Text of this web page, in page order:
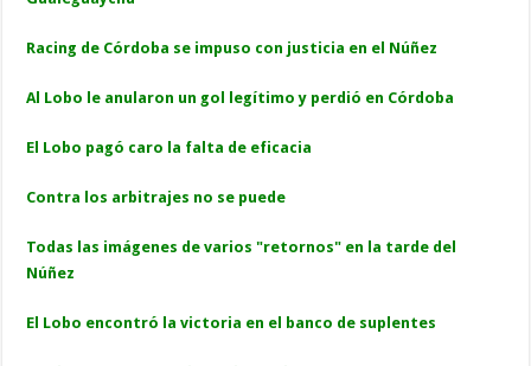
Racing de Córdoba se impuso con justicia en el Núñez
Al Lobo le anularon un gol legítimo y perdió en Córdoba
El Lobo pagó caro la falta de eficacia
Contra los arbitrajes no se puede
Todas las imágenes de varios "retornos" en la tarde del
Núñez
El Lobo encontró la victoria en el banco de suplentes